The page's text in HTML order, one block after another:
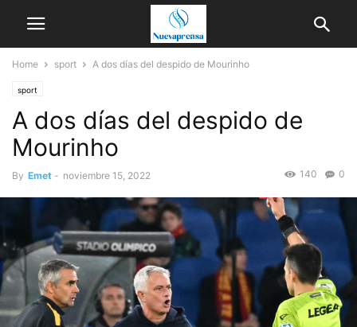
Home sport A dos días del despido de Mourinho
sport
A dos días del despido de
Mourinho
By Emet - noviembre 15, 2022 0
140